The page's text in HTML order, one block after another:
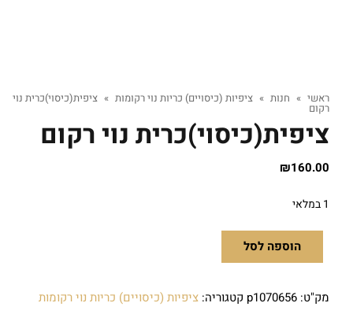
ראשי » חנות » ציפיות (כיסויים) כריות נוי רקומות » ציפית(כיסוי)כרית נוי
רקום
ציפית(כיסוי)כרית נוי רקום
₪160.00
1 במלאי
הוספה לסל
מק"ט: p1070656 קטגוריה: ציפיות (כיסויים) כריות נוי רקומות